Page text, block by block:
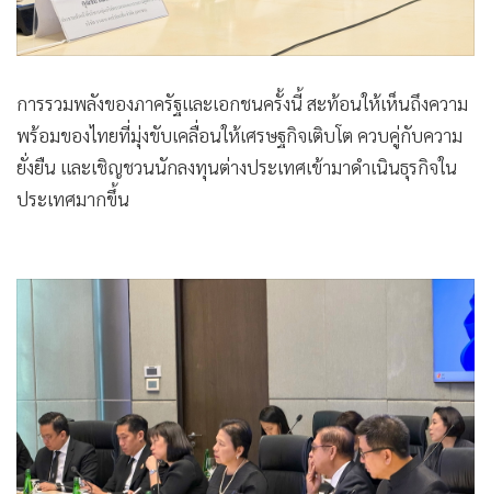
การรวมพลังของภาครัฐและเอกชนครั้งนี้ สะท้อนให้เห็นถึงความ
พร้อมของไทยที่มุ่งขับเคลื่อนให้เศรษฐกิจเติบโต ควบคู่กับความ
ยั่งยืน และเชิญชวนนักลงทุนต่างประเทศเข้ามาดำเนินธุรกิจใน
ประเทศมากขึ้น